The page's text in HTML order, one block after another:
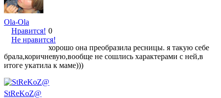
Ola-Ola
Нравится!
Не нравится!
0
хорошо она преобразила ресницы. я такую себе
брала,коричневую,вообще не сошлись характерами с ней,в
итоге укатила к маме)))
StReKoZ@